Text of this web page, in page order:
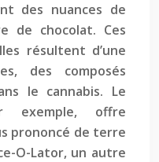
des nuances de
de chocolat. Ces
résultent d’une
des composés
le cannabis. Le
exemple, offre
prononcé de terre
O-Lator, un autre